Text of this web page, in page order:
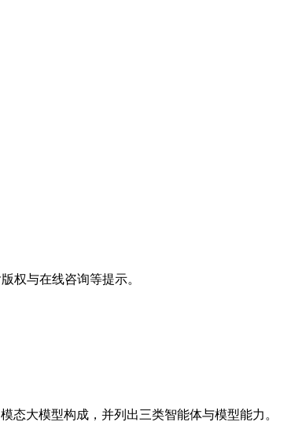
权与在线咨询等提示。
态大模型构成，并列出三类智能体与模型能力。